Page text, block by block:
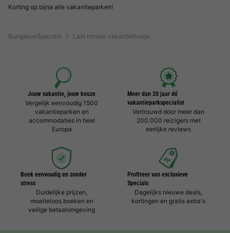
BungalowSpecials Last minute vakantiehuisje
Korting op bijna alle vakantieparken!
Jouw vakantie, jouw keuze
Vergelijk eenvoudig 1500
vakantieparken en
accommodaties in heel
Europa
Meer dan 20 jaar dé
vakantieparkspecialist
Vertrouwd door meer dan
200.000 reizigers met
eerlijke reviews
Boek eenvoudig en zonder
stress
Duidelijke prijzen,
moeiteloos boeken en
veilige betaalomgeving
Profiteer van exclusieve
Specials
Dagelijks nieuwe deals,
kortingen en gratis extra's